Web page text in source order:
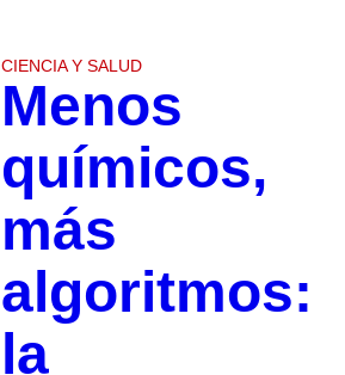
CIENCIA Y SALUD
Menos
químicos,
más
algoritmos:
la